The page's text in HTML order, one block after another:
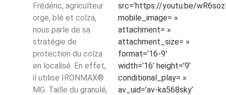
Frédéric, agriculteur
orge, blé et colza,
nous parle de sa
stratégie de
protection du colza
en localisé. En effet,
il utilise IRONMAX®
MG. Taille du granulé,
src=’https://youtu.be/
mobile_image= »
attachment= »
attachment_size= »
format=’16-9′
width=’16’ height=’9′
conditional_play= »
av_uid=’av-ka568sky’